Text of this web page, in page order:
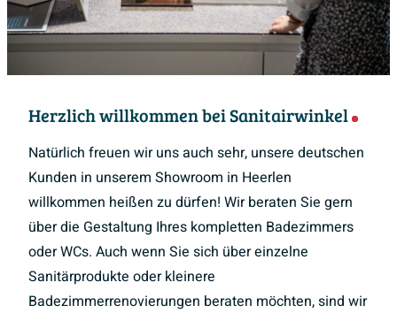
Herzlich willkommen bei Sanitairwinkel
Natürlich freuen wir uns auch sehr, unsere deutschen
Kunden in unserem Showroom in Heerlen
willkommen heißen zu dürfen! Wir beraten Sie gern
über die Gestaltung Ihres kompletten Badezimmers
oder WCs. Auch wenn Sie sich über einzelne
Sanitärprodukte oder kleinere
Badezimmerrenovierungen beraten möchten, sind wir